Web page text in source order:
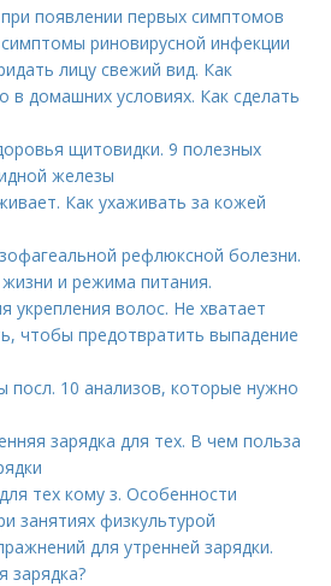
появлении первых симптомов
риновирусной инфекции
лицу свежий вид. Как
в домашних условиях. Как сделать
щитовидки. 9 полезных
железы
Как ухаживать за кожей
рефлюксной болезни.
и режима питания.
укрепления волос. Не хватает
чтобы предотвратить выпадение
10 анализов, которые нужно
зарядка для тех. В чем польза
тех кому з. Особенности
занятиях физкультурой
для утренней зарядки.
зарядка?